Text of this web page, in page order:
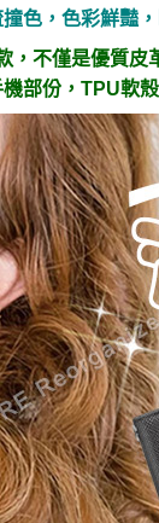
色，色彩鮮豔
，不僅是優質皮
機部份，TPU軟